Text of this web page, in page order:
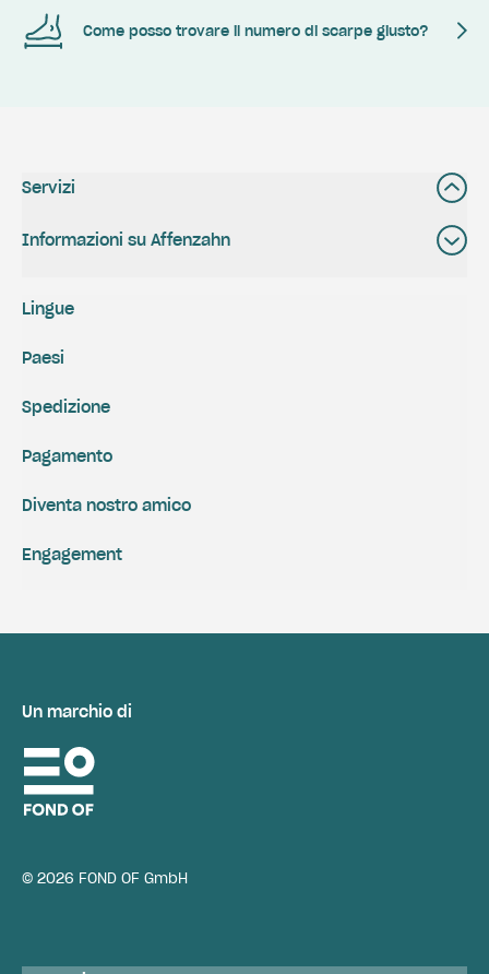
Come posso trovare il numero di scarpe giusto?
Servizi
Informazioni su Affenzahn
Spedizione
Pagamento
Engagement
Diventa nostro amico
Lingue
Paesi
Un marchio di
© 2026 FOND OF GmbH